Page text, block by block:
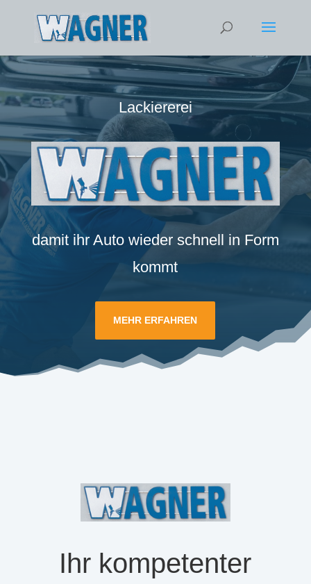
Lackiererei
damit ihr Auto wieder schnell in Form
kommt
MEHR ERFAHREN
Ihr kompetenter